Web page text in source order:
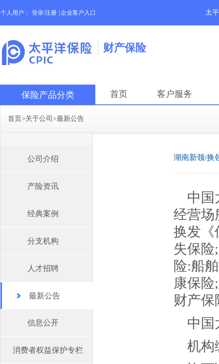
个人用户： 登录/注册 企业客户入口 太
财产保险
保险产品分类 首页 客户服务
首页>关于公司 >最新公告
公司介绍
产险资讯
经典案例
分支机构
人才招聘
最新公告
信息公开
消费者权益保护专栏
湖南新领/换
中国
经营场
换发《
失保
险:船
康保
财产保
中国
机构